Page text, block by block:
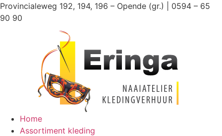
Ga
naar
Provincialeweg 192, 194, 196 – Opende (gr.) | 0594 – 65
90 90
Home
Assortiment kleding